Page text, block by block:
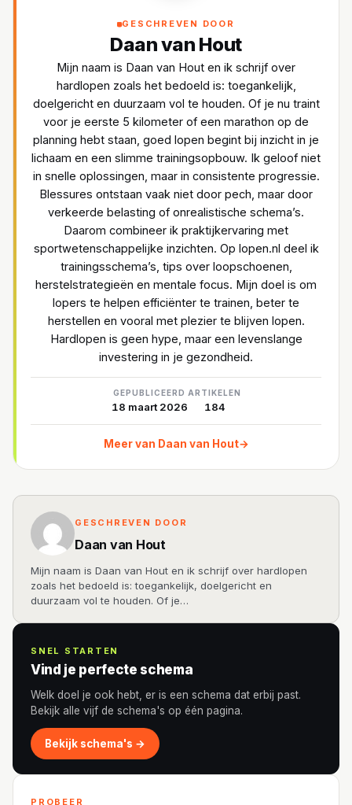
GESCHREVEN DOOR
Daan van Hout
Mijn naam is Daan van Hout en ik schrijf over
hardlopen zoals het bedoeld is: toegankelijk,
doelgericht en duurzaam vol te houden. Of je nu traint
voor je eerste 5 kilometer of een marathon op de
planning hebt staan, goed lopen begint bij inzicht in je
lichaam en een slimme trainingsopbouw. Ik geloof niet
in snelle oplossingen, maar in consistente progressie.
Blessures ontstaan vaak niet door pech, maar door
verkeerde belasting of onrealistische schema’s.
Daarom combineer ik praktijkervaring met
sportwetenschappelijke inzichten. Op lopen.nl deel ik
trainingsschema’s, tips over loopschoenen,
herstelstrategieën en mentale focus. Mijn doel is om
lopers te helpen efficiënter te trainen, beter te
herstellen en vooral met plezier te blijven lopen.
Hardlopen is geen hype, maar een levenslange
investering in je gezondheid.
GEPUBLICEERD
18 maart 2026
ARTIKELEN
184
Meer van Daan van Hout→
GESCHREVEN DOOR
Daan van Hout
Mijn naam is Daan van Hout en ik schrijf over hardlopen
zoals het bedoeld is: toegankelijk, doelgericht en
duurzaam vol te houden. Of je…
SNEL STARTEN
Vind je perfecte schema
Welk doel je ook hebt, er is een schema dat erbij past.
Bekijk alle vijf de schema's op één pagina.
Bekijk schema's →
PROBEER